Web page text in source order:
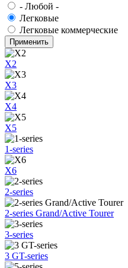
- Любой -
Легковые
Легковые коммерческие
X2
X3
X4
X5
1-series
X6
2-series
2-series Grand/Active Tourer
3-series
3 GT-series